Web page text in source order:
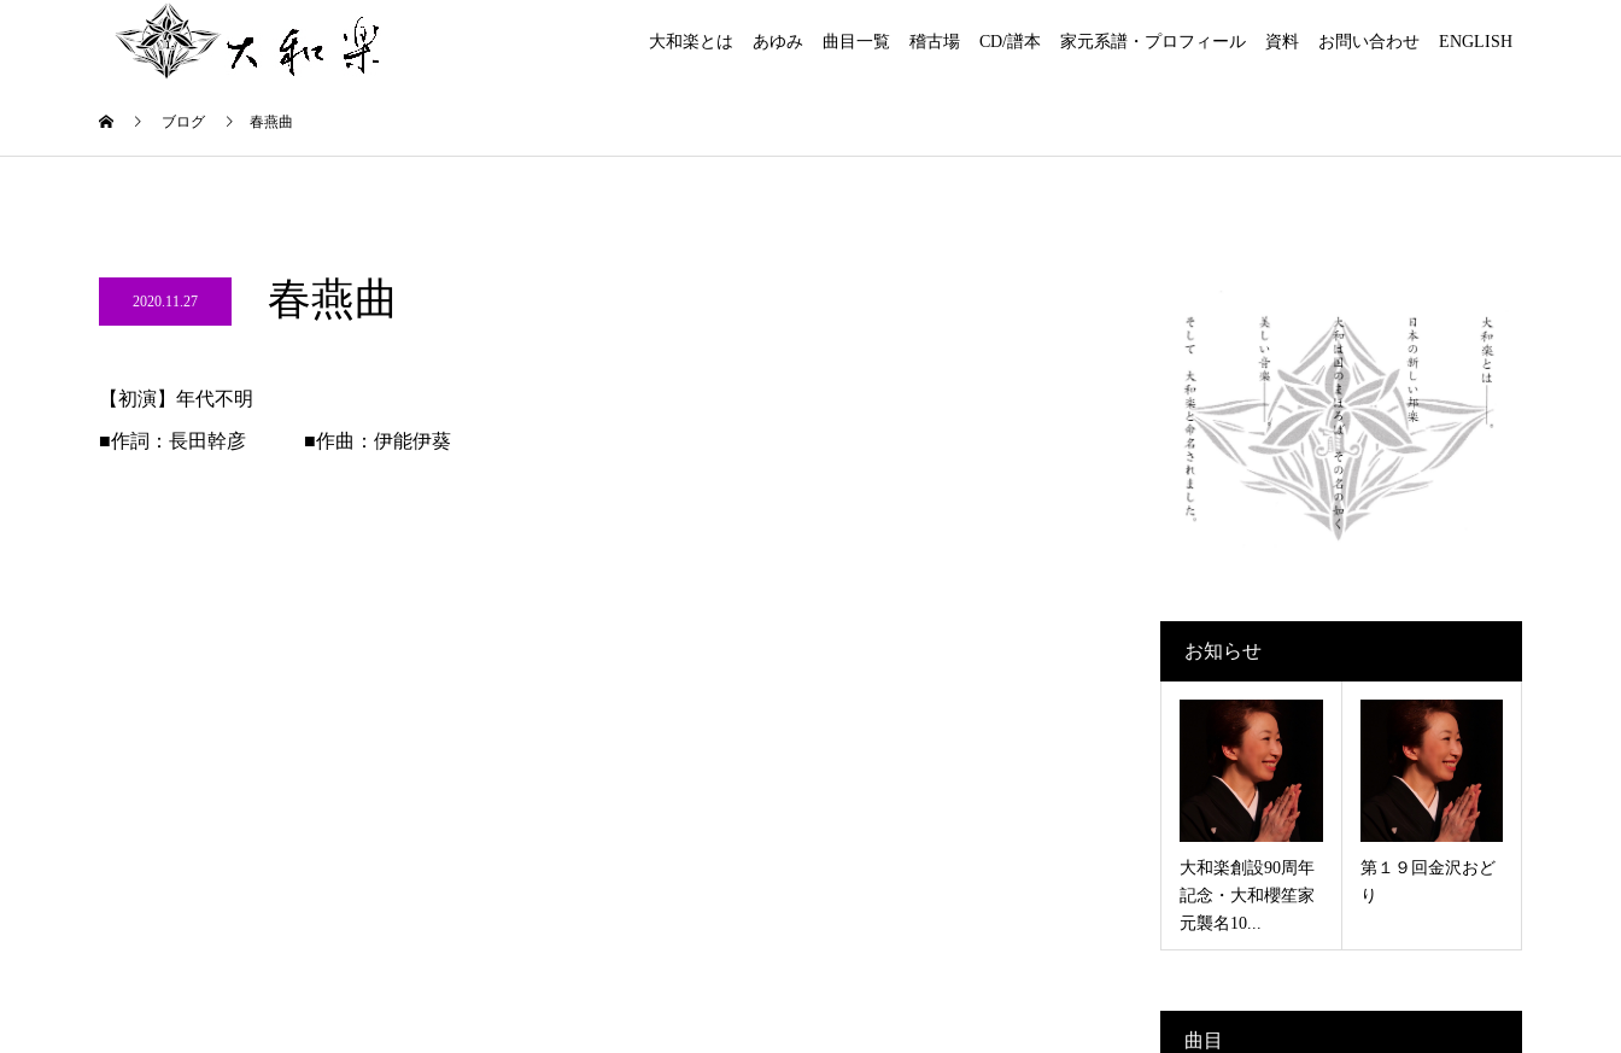
大和楽とは あゆみ 曲目一覧 稽古場 CD/譜本 家元系譜・プロフィール 資料 お問い合わせ ENGLISH
ブログ 春燕曲
2020.11.27 春燕曲
【初演】年代不明
■作詞：長田幹彦 ■作曲：伊能伊葵
お知らせ
大和楽創設90周年
記念・大和櫻笙家
元襲名10...
第１９回金沢おど
り
曲目